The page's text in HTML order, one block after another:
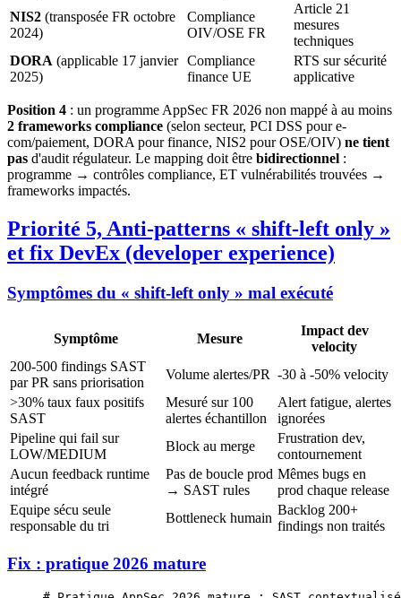
NIS2 (transposée FR octobre
2024)
Compliance
OIV/OSE FR
Article 21
mesures
techniques
DORA (applicable 17 janvier
2025)
Compliance
finance UE
RTS sur sécurité
applicative
Position 4 : un programme AppSec FR 2026 non mappé à au moins
2 frameworks compliance (selon secteur, PCI DSS pour e-
com/paiement, DORA pour finance, NIS2 pour OSE/OIV) ne tient
pas d'audit régulateur. Le mapping doit être bidirectionnel :
programme → contrôles compliance, ET vulnérabilités trouvées →
frameworks impactés.
Priorité 5, Anti-patterns « shift-left only »
et fix DevEx (developer experience)
Symptômes du « shift-left only » mal exécuté
Symptôme Mesure
Impact dev
velocity
200-500 findings SAST
par PR sans priorisation
Volume alertes/PR -30 à -50% velocity
>30% taux faux positifs
SAST
Mesuré sur 100
alertes échantillon
Alert fatigue, alertes
ignorées
Pipeline qui fail sur
LOW/MEDIUM
Block au merge
Frustration dev,
contournement
Aucun feedback runtime
intégré
Pas de boucle prod
→ SAST rules
Mêmes bugs en
prod chaque release
Equipe sécu seule
responsable du tri
Bottleneck humain
Backlog 200+
findings non traités
Fix : pratique 2026 mature